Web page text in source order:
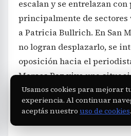
escalan y se entrelazan
principalmente de sectores
a Patricia Bullrich. En San
no logran desplazarlo, se
oposición hacia el
Marcos Paz vive una
dirigentes locales califican
de las tensiones internas y
estables.
Usamos cookies para mejorar
experiencia. Al continuar
aceptás nuestro uso de cookies.